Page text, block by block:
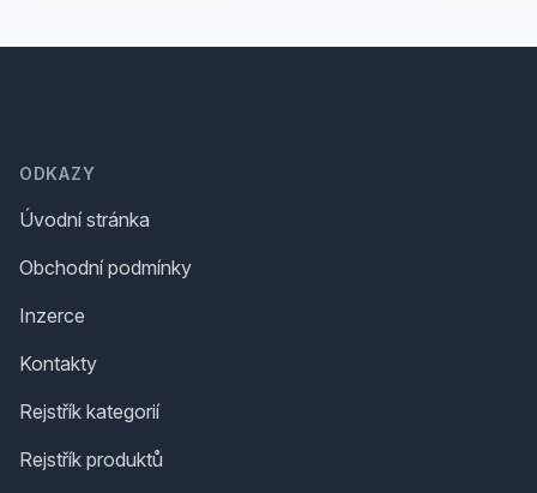
ODKAZY
Úvodní stránka
Obchodní podmínky
Inzerce
Kontakty
Rejstřík kategorií
Rejstřík produktů